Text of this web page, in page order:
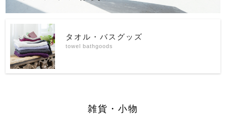
タオル・バスグッズ
towel bathgoods
雑貨・小物